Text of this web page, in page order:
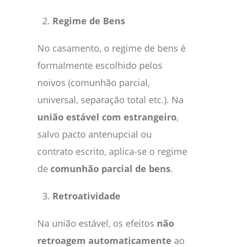
Regime de Bens
No casamento, o regime de bens é
formalmente escolhido pelos
noivos (comunhão parcial,
universal, separação total etc.). Na
união estável com estrangeiro,
salvo pacto antenupcial ou
contrato escrito, aplica-se o regime
de comunhão parcial de bens.
Retroatividade
Na união estável, os efeitos não
retroagem automaticamente ao